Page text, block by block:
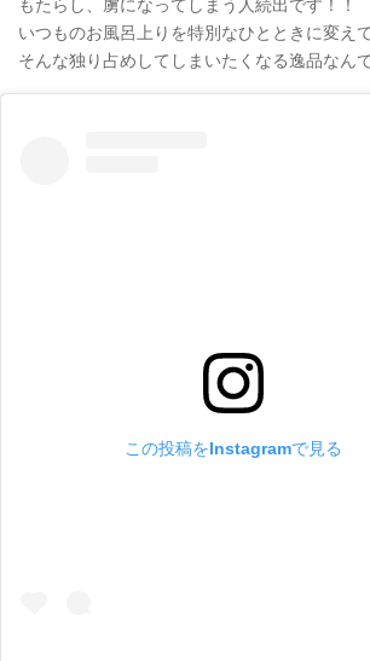
もたらし、虜になってしまう人続出です！！
いつものお風呂上りを特別なひとときに変え
そんな独り占めしてしまいたくなる逸品なん
この投稿をInstagramで見る